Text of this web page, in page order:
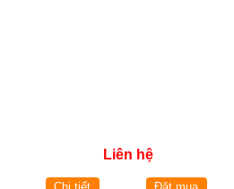
Liên hệ